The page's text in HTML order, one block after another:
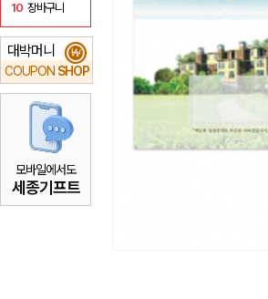
10 장바구니
대박머니
COUPON SHOP
₩
모바일에서도
세종기프트